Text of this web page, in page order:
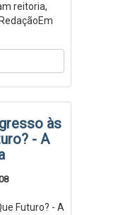
reitoria,
às
- A
Futuro? - A